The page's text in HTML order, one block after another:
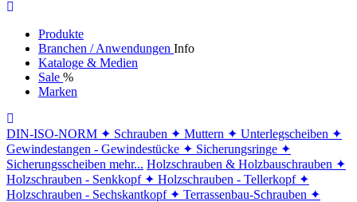
Produkte
Branchen / Anwendungen Info
Kataloge & Medien
Sale %
Marken
DIN-ISO-NORM ✦ Schrauben ✦ Muttern ✦ Unterlegscheiben ✦
Gewindestangen - Gewindestücke ✦ Sicherungsringe ✦
Sicherungsscheiben mehr... Holzschrauben & Holzbauschrauben ✦
Holzschrauben - Senkkopf ✦ Holzschrauben - Tellerkopf ✦
Holzschrauben - Sechskantkopf ✦ Terrassenbau-Schrauben ✦